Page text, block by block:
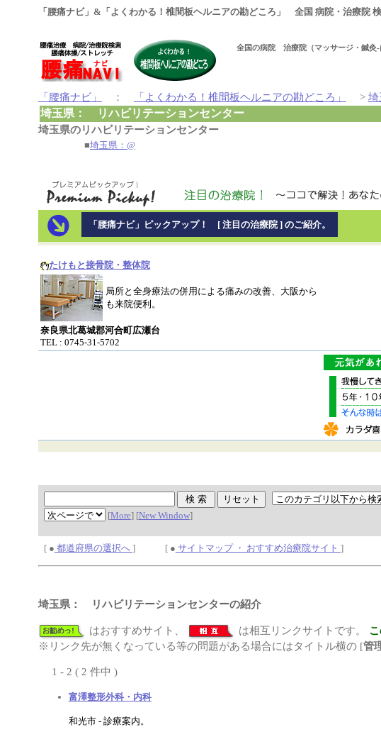
「腰痛ナビ」&「よくわかる！椎間板ヘルニアの勘どころ」 全国 病院・治療院
全国の病院 治療院（マッサージ・鍼灸-
「腰痛ナビ」 ： 「よくわかる！椎間板ヘルニアの勘どころ」 > 埼
埼玉県： リハビリテーションセンター
埼玉県のリハビリテーションセンター
■埼玉県：@
「腰痛ナビ」ピックアップ！ [ 注目の治療院 ] のご紹介。
たけもと接骨院・整体院
局所と全身療法の併用による痛みの改善、大阪から
も来院便利。
奈良県北葛城郡河合町広瀬台
TEL : 0745-31-5702
[More] [New Window]
[ ● 都道府県の選択へ ] [ ● サイトマップ ・ おすすめ治療院サイト ]
埼玉県： リハビリテーションセンターの紹介
はおすすめサイト、 は相互リンクサイトです。
※リンク先が無くなっている等の問題がある場合にはタイトル横の [管
1 - 2 ( 2 件中 )
富澤整形外科・内科
和光市 - 診療案内。